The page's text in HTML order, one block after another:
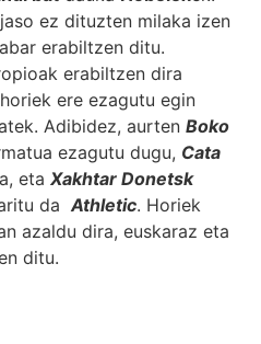
ez dituzten milaka izen
erabiltzen ditu.
erabiltzen dira
ere ezagutu egin
Adibidez, aurten Boko
ezagutu dugu, Cata
eta Xakhtar Donetsk
da Athletic. Horiek
azaldu dira, euskaraz eta
ditu.